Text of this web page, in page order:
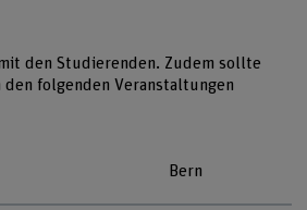
den Studierenden. Zudem sollte
folgenden Veranstaltungen
Bern